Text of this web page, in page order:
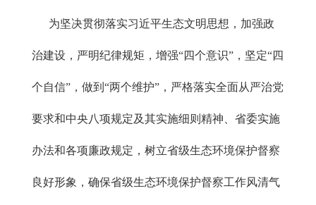
为坚决贯彻落实习近平生态文明思想，加强政
治建设，严明纪律规矩，增强“四个意识”，坚定“四
个自信”，做到“两个维护”，严格落实全面从严治党
要求和中央八项规定及其实施细则精神、省委实施
办法和各项廉政规定，树立省级生态环境保护督察
良好形象，确保省级生态环境保护督察工作风清气